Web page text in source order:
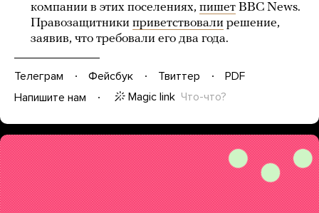
компании в этих поселениях, пишет BBC News.
Правозащитники приветствовали решение,
заявив, что требовали его два года.
Телеграм Фейсбук Твиттер
PDF
Напишите нам
Magic link Что-что?